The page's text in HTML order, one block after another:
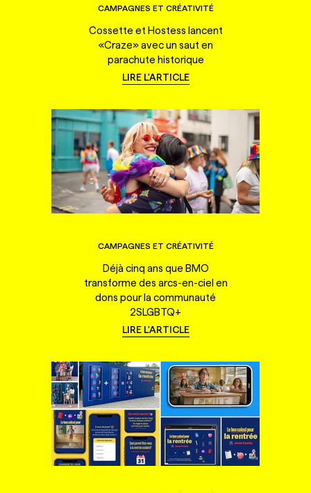
CAMPAGNES ET CRÉATIVITÉ
Cossette et Hostess lancent
«Craze» avec un saut en
parachute historique
LIRE L'ARTICLE
CAMPAGNES ET CRÉATIVITÉ
Déjà cinq ans que BMO
transforme des arcs-en-ciel en
dons pour la communauté
2SLGBTQ+
LIRE L'ARTICLE